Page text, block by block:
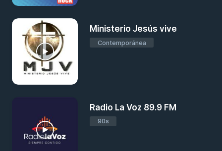
Ministerio Jesús vive
Contemporánea
Radio La Voz 89.9 FM
90s